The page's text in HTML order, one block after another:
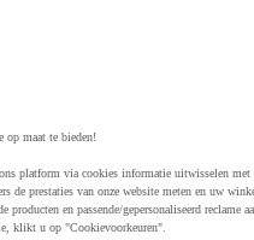
op maat te bieden!
platform via cookies informatie uitwisselen met
de prestaties van onze website meten en uw
en passende/gepersonaliseerd reclame
klikt u op "Cookievoorkeuren".